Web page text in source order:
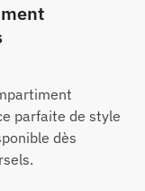
parfaite de style
dès